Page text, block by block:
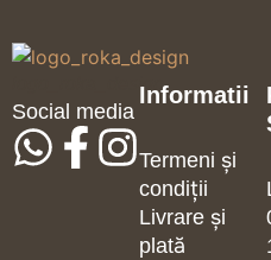
logo_roka_design
Social media
Informatii
Termeni și
condiții
Livrare și
plată